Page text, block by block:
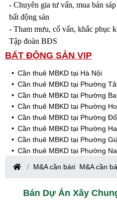
- Chuyên gia tư vấn, mua bán
bất động sản
- Tham mưu, cố vấn, khắc phục
Tập đoàn BĐS
BẤT ĐỘNG SẢN VIP
Cần thuê MBKD tại Hà Nội
Cần thuê MBKD tại Phường
Cần thuê MBKD tại Phường
Cần thuê MBKD tại Phường
Cần thuê MBKD tại Phường
Cần thuê MBKD tại Phường
Cần thuê MBKD tại Phường
Cần thuê MBKD tại Phường
Cần thuê MBKD tại Phường
Cần thuê MBKD tại Phường
M&A cần bán M&A cần
Bán Dự Án Xây